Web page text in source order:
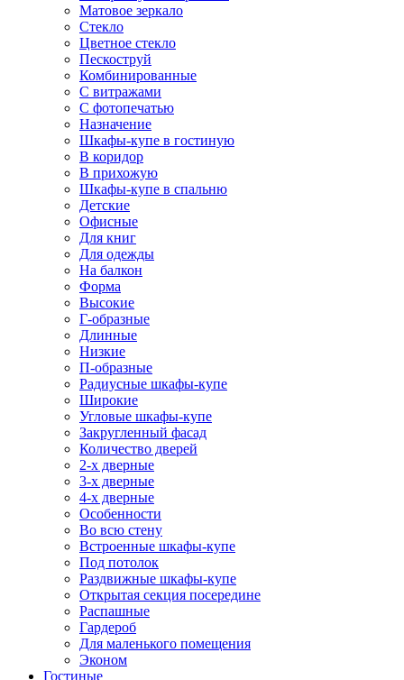
Матовое зеркало
Стекло
Цветное стекло
Пескоструй
Комбинированные
С витражами
С фотопечатью
Назначение
Шкафы-купе в гостиную
В коридор
В прихожую
Шкафы-купе в спальню
Детские
Офисные
Для книг
Для одежды
На балкон
Форма
Высокие
Г-образные
Длинные
Низкие
П-образные
Радиусные шкафы-купе
Широкие
Угловые шкафы-купе
Закругленный фасад
Количество дверей
2-х дверные
3-х дверные
4-х дверные
Особенности
Во всю стену
Встроенные шкафы-купе
Под потолок
Раздвижные шкафы-купе
Открытая секция посередине
Распашные
Гардероб
Для маленького помещения
Эконом
Гостиные